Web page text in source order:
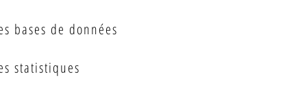
bases de données
statistiques